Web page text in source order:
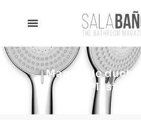
Mango de
Plastisan